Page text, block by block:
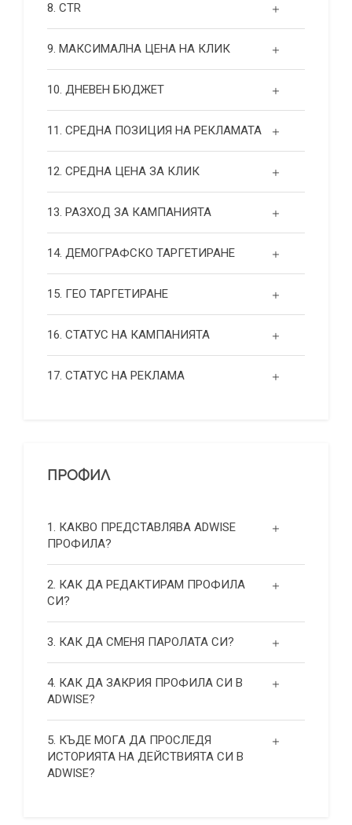
8. CTR
9. МАКСИМАЛНА ЦЕНА НА КЛИК
10. ДНЕВЕН БЮДЖЕТ
11. СРЕДНА ПОЗИЦИЯ НА РЕКЛАМАТА
12. СРЕДНА ЦЕНА ЗА КЛИК
13. РАЗХОД ЗА КАМПАНИЯТА
14. ДЕМОГРАФСКО ТАРГЕТИРАНЕ
15. ГЕО ТАРГЕТИРАНЕ
16. СТАТУС НА КАМПАНИЯТА
17. СТАТУС НА РЕКЛАМА
ПРОФИЛ
1. КАКВО ПРЕДСТАВЛЯВА ADWISE
ПРОФИЛА?
2. КАК ДА РЕДАКТИРАМ ПРОФИЛА
СИ?
3. КАК ДА СМЕНЯ ПАРОЛАТА СИ?
4. КАК ДА ЗАКРИЯ ПРОФИЛА СИ В
ADWISE?
5. КЪДЕ МОГА ДА ПРОСЛЕДЯ
ИСТОРИЯТА НА ДЕЙСТВИЯТА СИ В
ADWISE?